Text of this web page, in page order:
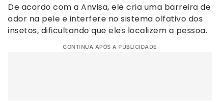
De acordo com a Anvisa, ele cria uma barreira de
odor na pele e interfere no sistema olfativo dos
insetos, dificultando que eles localizem a pessoa.
CONTINUA APÓS A PUBLICIDADE